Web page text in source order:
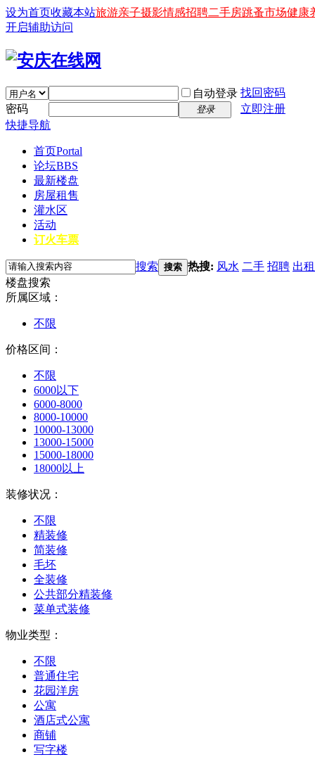
设为首页收藏本站旅游亲子摄影情感招聘二手房跳蚤市场健康
开启辅助访问
自动登录 找回密码
密码
登录
立即注册
快捷导航
首页Portal
论坛BBS
最新楼盘
房屋租售
灌水区
活动
订火车票
搜索 搜索 热搜: 风水 二手 招聘 出租
楼盘搜索
所属区域：
不限
价格区间：
不限
6000以下
6000-8000
8000-10000
10000-13000
13000-15000
15000-18000
18000以上
装修状况：
不限
精装修
简装修
毛坯
全装修
公共部分精装修
菜单式装修
物业类型：
不限
普通住宅
花园洋房
公寓
酒店式公寓
商铺
写字楼